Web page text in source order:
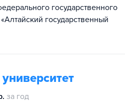
государственного
государственный
за год